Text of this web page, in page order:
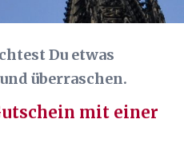
Du etwas
überraschen.
mit einer